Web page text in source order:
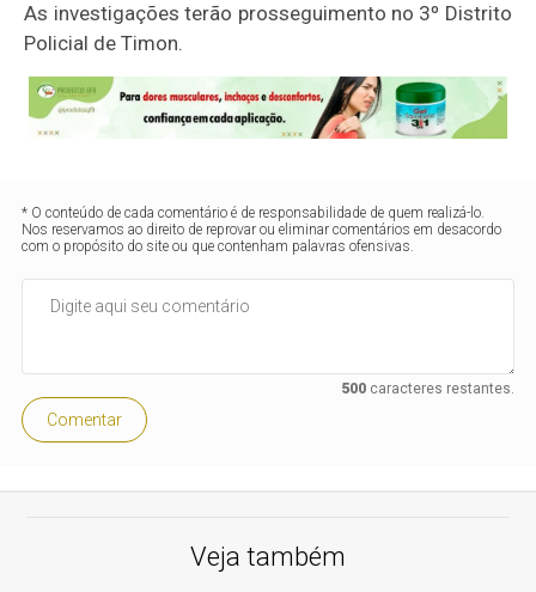
As investigações terão prosseguimento no 3º Distrito
Policial de Timon.
* O conteúdo de cada comentário é de responsabilidade de quem realizá-lo.
Nos reservamos ao direito de reprovar ou eliminar comentários em desacordo
com o propósito do site ou que contenham palavras ofensivas.
500caracteres restantes.
Comentar
Veja também